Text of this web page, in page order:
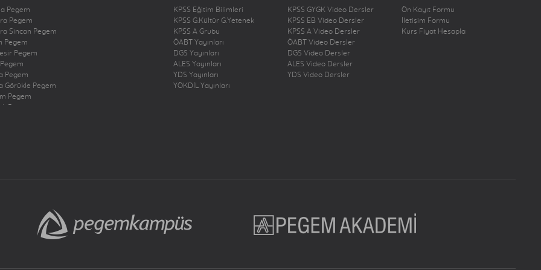
Pegem
Pegem
Sincan Pegem
Pegem
Pegem
Pegem
Görükle Pegem
Pegem
Pegem
Çekmeköy Pegem
Kadıköy Pegem
Pendik Pegem
KPSS Eğitim Bilimleri
KPSS G.Kültür G.Yetenek
KPSS A Grubu
ÖABT Yayınları
DGS Yayınları
ALES Yayınları
YDS Yayınları
YÖKDİL Yayınları
KPSS GYGK Video Dersler
KPSS EB Video Dersler
KPSS A Video Dersler
ÖABT Video Dersler
DGS Video Dersler
ALES Video Dersler
YDS Video Dersler
Ön Kayıt Formu
İletişim Formu
Kurs Fiyat Hesapla